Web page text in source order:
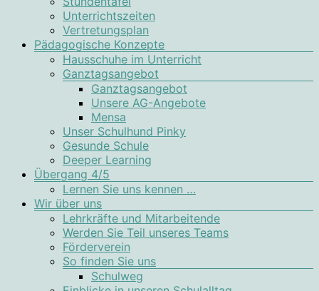
Unterrichtszeiten
Vertretungsplan
Pädagogische Konzepte
Hausschuhe im Unterricht
Ganztagsangebot
Ganztagsangebot
Unsere AG-Angebote
Mensa
Unser Schulhund Pinky
Gesunde Schule
Deeper Learning
Übergang 4/5
Lernen Sie uns kennen …
Wir über uns
Lehrkräfte und Mitarbeitende
Werden Sie Teil unseres Teams
Förderverein
So finden Sie uns
Schulweg